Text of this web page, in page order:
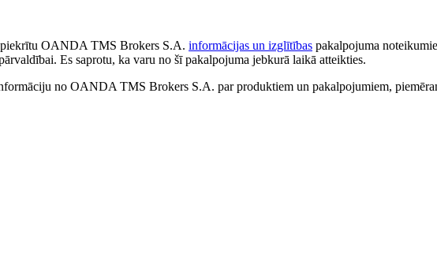
OANDA TMS Brokers S.A. informācijas un izglītības pakalpojuma
Es saprotu, ka varu no šī pakalpojuma jebkurā laikā atteikties.
no OANDA TMS Brokers S.A. par produktiem un pakalpojumiem,